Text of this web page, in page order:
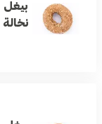
بيغل
نخالة